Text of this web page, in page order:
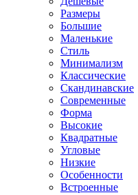
Размеры
Большие
Маленькие
Стиль
Минимализм
Классические
Скандинавские
Современные
Форма
Высокие
Квадратные
Угловые
Низкие
Особенности
Встроенные